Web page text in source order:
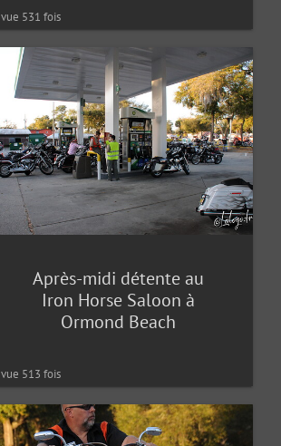
vue 531 fois
Après-midi détente au
Iron Horse Saloon à
Ormond Beach
vue 513 fois